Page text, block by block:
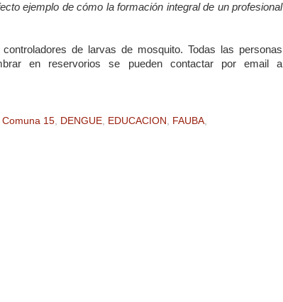
ejemplo de cómo la formación integral de un profesional
de larvas de mosquito. Todas las personas
en reservorios se pueden contactar por email a
Comuna 15 DENGUE EDUCACION FAUBA